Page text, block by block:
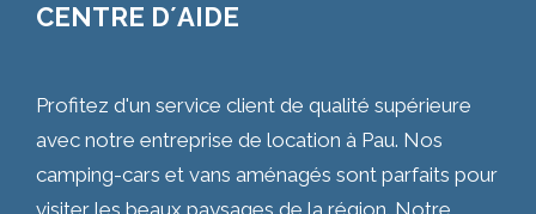
CENTRE D´AIDE
Profitez d'un service client de qualité supérieure
avec notre entreprise de location à Pau. Nos
camping-cars et vans aménagés sont parfaits pour